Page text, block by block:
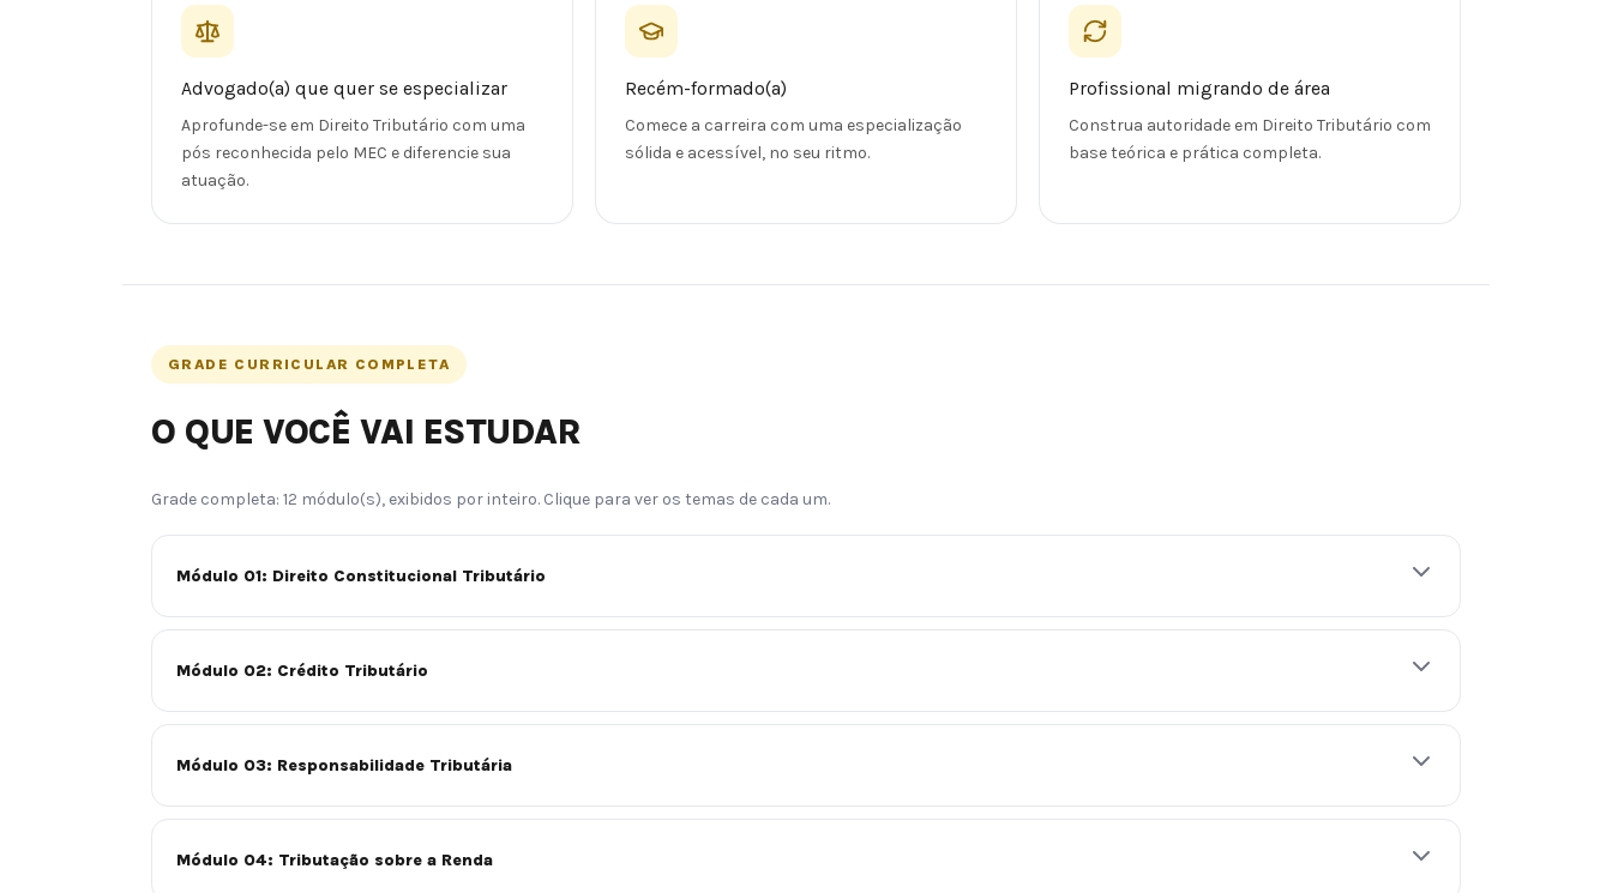
Advogado(a) que quer se especializar
Aprofunde-se em Direito Tributário com uma
pós reconhecida pelo MEC e diferencie sua
atuação.
Recém-formado(a)
Comece a carreira com uma especialização
sólida e acessível, no seu ritmo.
Profissional migrando de área
Construa autoridade em Direito Tributário com
base teórica e prática completa.
GRADE CURRICULAR COMPLETA
O QUE VOCÊ VAI ESTUDAR
Grade completa: 12 módulo(s), exibidos por inteiro. Clique para ver os temas de cada um.
Módulo 01: Direito Constitucional Tributário
Módulo 02: Crédito Tributário
Módulo 03: Responsabilidade Tributária
Módulo 04: Tributação sobre a Renda